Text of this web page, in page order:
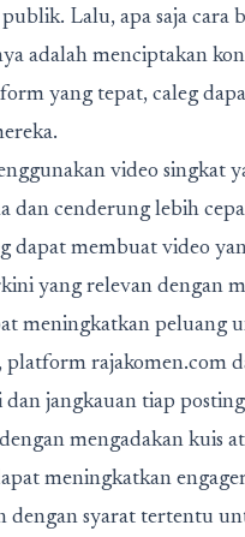
Lalu, apa saja cara
adalah menciptakan
yang tepat, caleg
video singkat
cenderung lebih
dapat membuat video
yang relevan dengan
meningkatkan peluang
rajakomen.com
jangkauan tiap
mengadakan kuis
meningkatkan
dengan syarat tertentu